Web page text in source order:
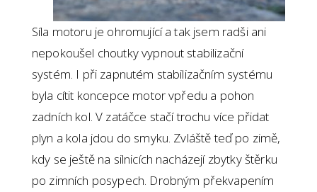
Síla motoru je ohromující a tak jsem radši ani
nepokoušel choutky vypnout stabilizační
systém. I při zapnutém stabilizačním systému
byla cítit koncepce motor vpředu a pohon
zadních kol. V zatáčce stačí trochu více přidat
plyn a kola jdou do smyku. Zvláště teď po zimě,
kdy se ještě na silnicích nacházejí zbytky štěrku
po zimních posypech. Drobným překvapením